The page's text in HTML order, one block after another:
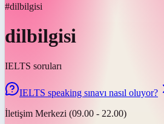
#dilbilgisi
dilbilgisi
IELTS soruları
IELTS speaking sınavı nasıl oluyor?
İletişim Merkezi (09.00 - 22.00)